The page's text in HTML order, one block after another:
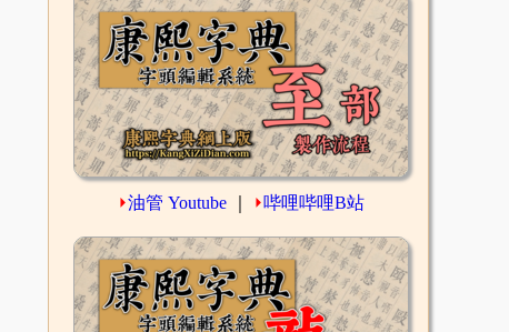
⏵油管 Youtube ⏵哔哩哔哩B站